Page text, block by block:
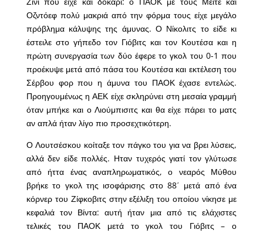
Οζντόεφ πολύ μακριά από την φόρμα τους είχε μεγάλο
πρόβλημα κάλυψης της άμυνας. Ο Νίκολιτς το είδε κι
έστειλε στο γήπεδο τον Γιόβιτς και τον Κουτέσα και η
πρώτη συνεργασία των δύο έφερε το γκολ του 0-1 που
προέκυψε μετά από πάσα του Κουτέσα και εκτέλεση του
Σέρβου φορ που η άμυνα του ΠΑΟΚ έχασε εντελώς.
Προηγουμένως η ΑΕΚ είχε σκληρύνει στη μεσαία γραμμή
όταν μπήκε και ο Λιούμπισιτς και θα είχε πάρει το ματς
αν απλά ήταν λίγο πιο προσεχτικότερη.
Ο Λουτσέσκου κοίταξε τον πάγκο του για να βρει λύσεις,
αλλά δεν είδε πολλές. Ηταν τυχερός γιατί τον γλύτωσε
από ήττα ένας αναπληρωματικός, ο νεαρός Μύθου
βρήκε το γκολ της ισοφάρισης στο 88΄ μετά από ένα
κόρνερ του Ζίφκοβιτς στην εξέλιξη του οποίου νίκησε με
κεφαλιά τον Βίντα: αυτή ήταν μια από τις ελάχιστες
τελικές του ΠΑΟΚ μετά το γκολ του Γιόβιτς – ο